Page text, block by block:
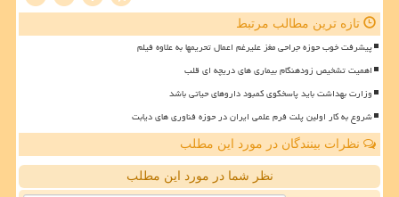
تازه ترین مطالب مرتبط
پیشرفت خوب حوزه جراحی مغز علیرغم اعمال تحریمها به علاوه فیلم
اهمیت تشخیص زودهنگام بیماری های دریچه ای قلب
وزارت بهداشت باید پاسخگوی کمبود داروهای حیاتی باشد
شروع به کار اولین پلت فرم علمی ایران در حوزه فناوری های دیابت
نظرات بینندگان در مورد این مطلب
نظر شما در مورد این مطلب